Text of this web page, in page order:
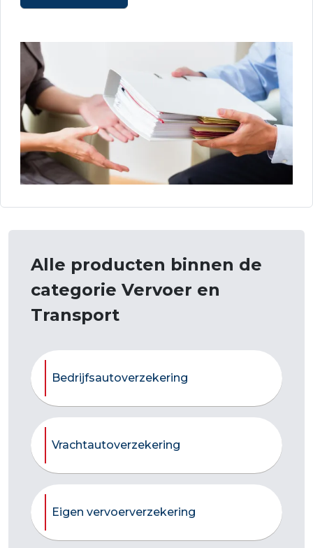
Alle producten binnen de
categorie Vervoer en
Transport
Bedrijfsautoverzekering
Vrachtautoverzekering
Eigen vervoerverzekering